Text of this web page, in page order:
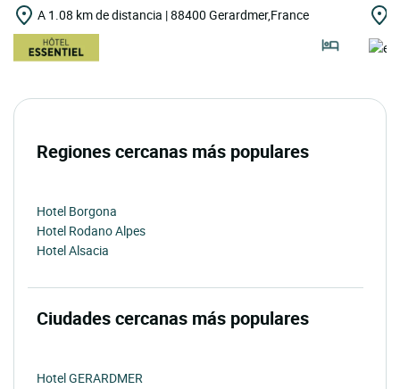
A 1.08 km de distancia | 88400 Gerardmer,France
Regiones cercanas más populares
Hotel Borgona
Hotel Rodano Alpes
Hotel Alsacia
Ciudades cercanas más populares
Hotel GERARDMER